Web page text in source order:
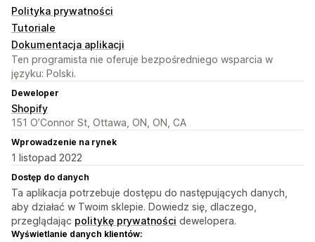
Polityka prywatności
Tutoriale
Dokumentacja aplikacji
Ten programista nie oferuje bezpośredniego wsparcia w
języku: Polski.
Deweloper
Shopify
151 O’Connor St, Ottawa, ON, ON, CA
Wprowadzenie na rynek
1 listopad 2022
Dostęp do danych
Ta aplikacja potrzebuje dostępu do następujących danych,
aby działać w Twoim sklepie. Dowiedz się, dlaczego,
przeglądając politykę prywatności dewelopera.
Wyświetlanie danych klientów: